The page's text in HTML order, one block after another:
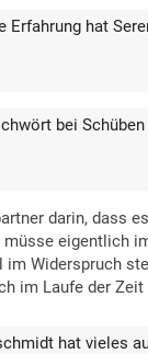
Erfahrung hat
bei
darin, dass
eigentlich
Widerspruch
im Laufe der Zeit
hat vieles